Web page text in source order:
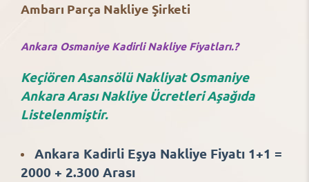
Ambarı Parça Nakliye Şirketi
Ankara Osmaniye Kadirli Nakliye Fiyatları.?
Keçiören Asansölü Nakliyat Osmaniye
Ankara Arası Nakliye Ücretleri Aşağıda
Listelenmiştir.
Ankara Kadirli Eşya Nakliye Fiyatı 1+1 =
2000 + 2.300 Arası